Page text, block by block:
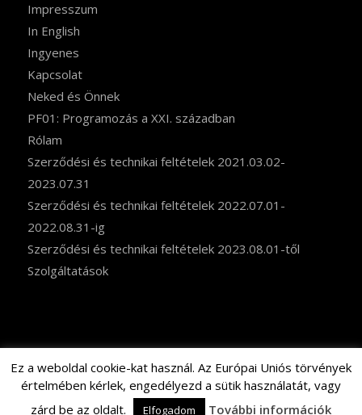
Impresszum
In English
Ingyenes
Kapcsolat
Neked és Önnek
PF01: Programozás a XXI. században
Rólam
Szerződési és technikai feltételek 2021.03.02-
2023.07.31
Szerződési és technikai feltételek 2022.07.01-
2022.08.31-ig
Szerződési és technikai feltételek 2023.08.01-től
Szolgáltatások
© Copyright - Pasztuhov Dániel - www.programozas-oktatas.hu
Adatvédelmi szabályzat
Cookie információk Impresszum
Ez a weboldal cookie-kat használ. Az Európai Uniós törvények
értelmében kérlek, engedélyezd a sütik használatát, vagy
zárd be az oldalt.
Elfogadom További információk